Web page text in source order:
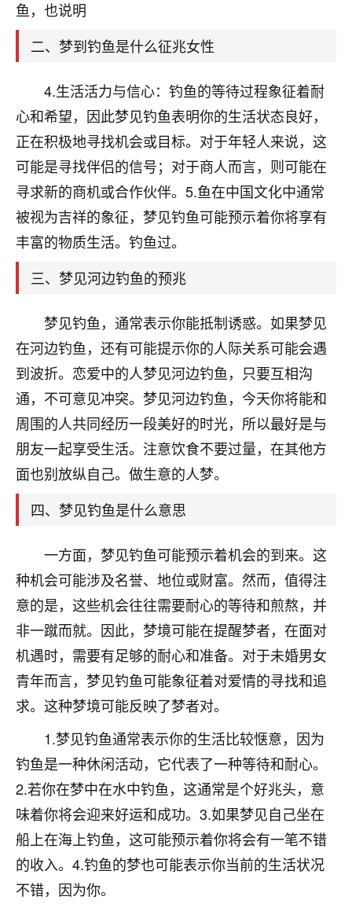
鱼，也说明
二、梦到钓鱼是什么征兆女性
4.生活活力与信心：钓鱼的等待过程象征着耐
心和希望，因此梦见钓鱼表明你的生活状态良好，
正在积极地寻找机会或目标。对于年轻人来说，这
可能是寻找伴侣的信号；对于商人而言，则可能在
寻求新的商机或合作伙伴。5.鱼在中国文化中通常
被视为吉祥的象征，梦见钓鱼可能预示着你将享有
丰富的物质生活。钓鱼过。
三、梦见河边钓鱼的预兆
梦见钓鱼，通常表示你能抵制诱惑。如果梦见
在河边钓鱼，还有可能提示你的人际关系可能会遇
到波折。恋爱中的人梦见河边钓鱼，只要互相沟
通，不可意见冲突。梦见河边钓鱼，今天你将能和
周围的人共同经历一段美好的时光，所以最好是与
朋友一起享受生活。注意饮食不要过量，在其他方
面也别放纵自己。做生意的人梦。
四、梦见钓鱼是什么意思
一方面，梦见钓鱼可能预示着机会的到来。这
种机会可能涉及名誉、地位或财富。然而，值得注
意的是，这些机会往往需要耐心的等待和煎熬，并
非一蹴而就。因此，梦境可能在提醒梦者，在面对
机遇时，需要有足够的耐心和准备。对于未婚男女
青年而言，梦见钓鱼可能象征着对爱情的寻找和追
求。这种梦境可能反映了梦者对。
1.梦见钓鱼通常表示你的生活比较惬意，因为
钓鱼是一种休闲活动，它代表了一种等待和耐心。
2.若你在梦中在水中钓鱼，这通常是个好兆头，意
味着你将会迎来好运和成功。3.如果梦见自己坐在
船上在海上钓鱼，这可能预示着你将会有一笔不错
的收入。4.钓鱼的梦也可能表示你当前的生活状况
不错，因为你。
哪样不服都不行！
平安是福 ：我也是每年找老师化太岁，看年
卦，认识老师3年了，都是缘分啊！
17分钟前 来自湖北 19
心若莲花
我是做餐饮的，这两年，生意屡屡受挫，店开一家关
一家，要么生意不好，生意好的就出事。前些年攒的
家底快败光了，真是倒霉！我也想找人看看到底怎么
回事？
鹿森：你可以找老师看看，人有时不服命不行
太阳当空赵：我也做餐饮的，生意不算大，但
址、风水、还有开业日子，哪哪都看了，虽然
大环境不好，但是我家生意还可以，前几天又
刚找老师做了补财库，希望财运更好一点！
2小时前 来自海南 18
梦醒时分
我女儿高二叛逆，大半年不上学，一说她就要死要活
的，把我们两口子愁的不行，朋友给我推荐的慧来老
师，一开始我是病急乱投医，这半年来，法事一个个
做完，我女儿跟变了个人一样，不期望她能考多好的
大学，只要能安安稳稳的把书读了，身体心理都健健
鹿森：可怜天下父母心啊！
3小时前 来自河北 16
付深
我是公司人事调整，有升迁机会，但同时竞争的我们
三个，找老师的时候是抱着侥幸心理，没想到老师看
着我晋升有望，我半信半疑的按照老师建议，做了化
后，我以为都没戏了，结果开年一上班，开会提拔升
职第一个就是我，职务无所谓，主要是底薪加了
3000，非常开心，无论如何，感恩感谢！🙏🏻
鹿森：恭喜升职加薪！！，请客吗？�
12小时前 来自北京 32
心心相印